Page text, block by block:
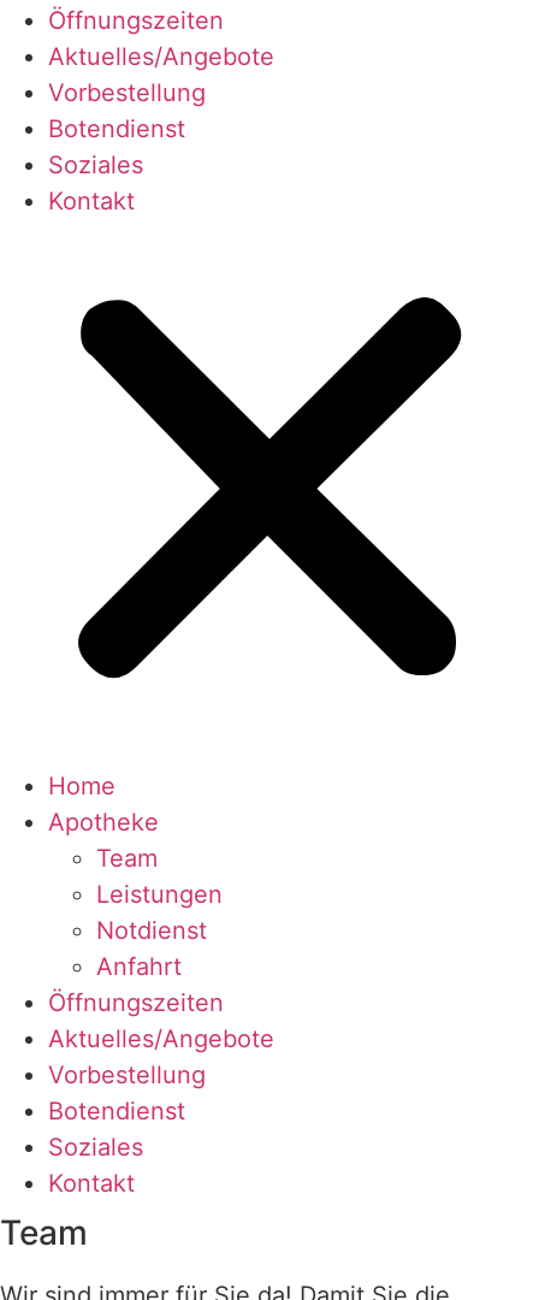
Öffnungszeiten
Aktuelles/Angebote
Vorbestellung
Botendienst
Soziales
Kontakt
Home
Apotheke
Team
Leistungen
Notdienst
Anfahrt
Öffnungszeiten
Aktuelles/Angebote
Vorbestellung
Botendienst
Soziales
Kontakt
Team